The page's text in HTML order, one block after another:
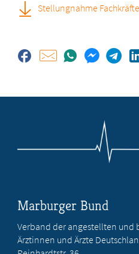
Stellungnahme
Marburger Bund
Verband der angestellten und
Ärztinnen und Ärzte